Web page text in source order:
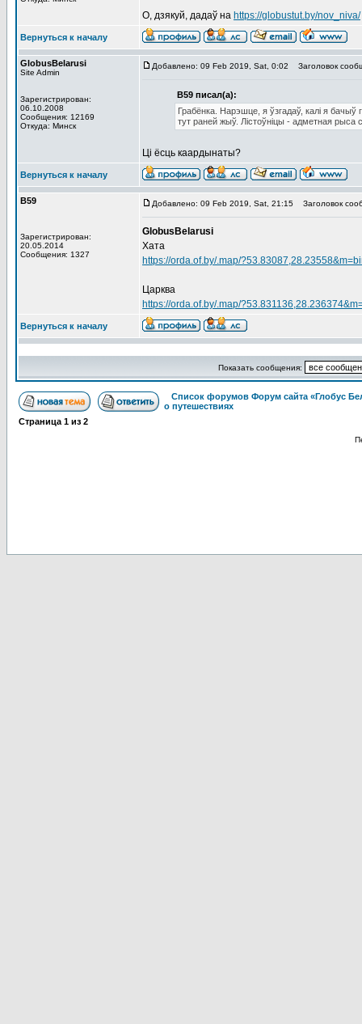
О, дзякуй, дадаў на https://globustut.by/nov_niva/
Вернуться к началу
GlobusBelarusi
Site Admin
Зарегистрирован:
06.10.2008
Сообщения: 12169
Откуда: Минск
Добавлено: 09 Feb 2019, Sat, 0:02 Заголовок
В59 писал(а):
Грабёнка. Нарэшце, я ўзгадаў, калі я
тут раней жыў. Лістоўніцы - адметная рыса
Ці ёсць каардынаты?
Вернуться к началу
В59
Зарегистрирован:
20.05.2014
Сообщения: 1327
Добавлено: 09 Feb 2019, Sat, 21:15 Заголовок
GlobusBelarusi
Хата
https://orda.of.by/.map/
Царква
https://orda.of.by/.map/
Вернуться к началу
Показать сообщения:
Список форумов Форум сайта «Глобус
о путешествиях
Страница 1 из 2